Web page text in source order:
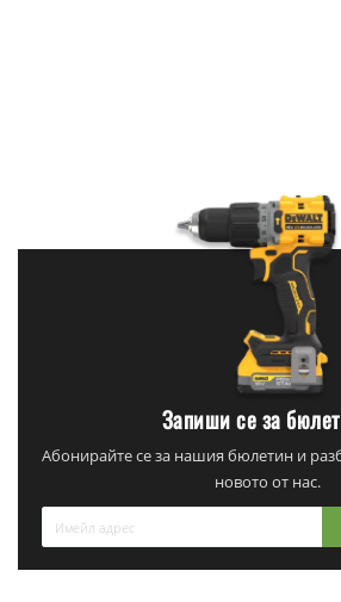
Запиши се за
Абонирайте се за нашия бюлетин и
новото от нас.